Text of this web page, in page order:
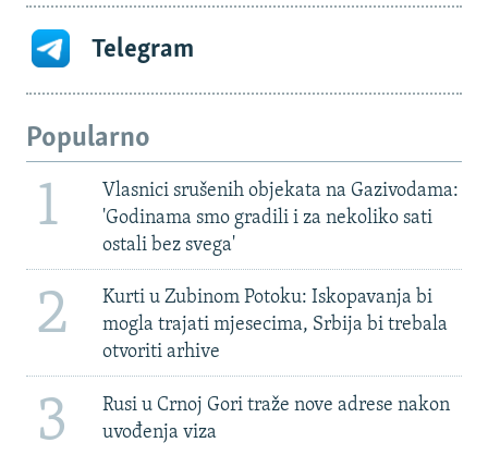
Telegram
Popularno
1
Vlasnici srušenih objekata na Gazivodama:
'Godinama smo gradili i za nekoliko sati
ostali bez svega'
2
Kurti u Zubinom Potoku: Iskopavanja bi
mogla trajati mjesecima, Srbija bi trebala
otvoriti arhive
3
Rusi u Crnoj Gori traže nove adrese nakon
uvođenja viza